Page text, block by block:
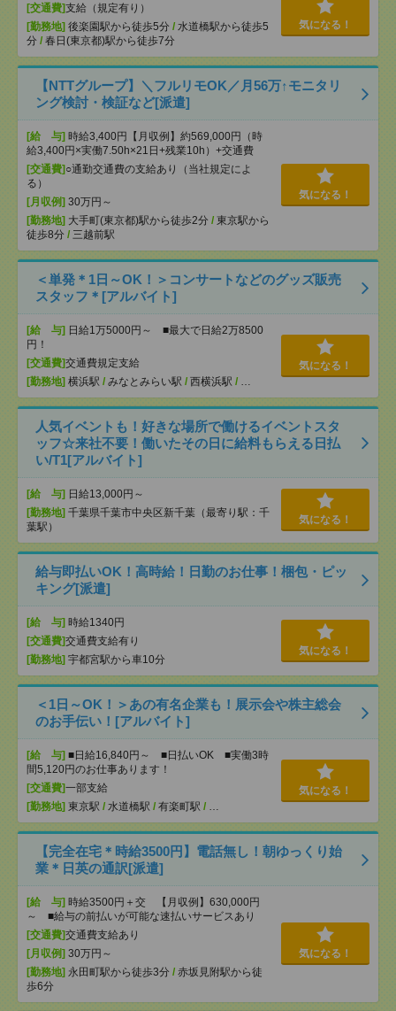
[交通費]支給（規定有り）
[勤務地] 後楽園駅から徒歩5分 / 水道橋駅から徒歩5
分 / 春日(東京都)駅から徒歩7分
気になる！
【NTTグループ】＼フルリモOK／月56万↑モニタリ
ング検討・検証など[派遣]
[給 与] 時給3,400円【月収例】約569,000円（時
給3,400円×実働7.50h×21日+残業10h）+交通費
[交通費]○通勤交通費の支給あり（当社規定によ
る）
[月収例] 30万円～
[勤務地] 大手町(東京都)駅から徒歩2分 / 東京駅から
徒歩8分 / 三越前駅
気になる！
＜単発＊1日～OK！＞コンサートなどのグッズ販売
スタッフ＊[アルバイト]
[給 与] 日給1万5000円～ ■最大で日給2万8500
円！
[交通費]交通費規定支給
[勤務地] 横浜駅 / みなとみらい駅 / 西横浜駅 /
気になる！
人気イベントも！好きな場所で働けるイベントスタ
ッフ☆来社不要！働いたその日に給料もらえる日払
い/T1[アルバイト]
[給 与] 日給13,000円～
[勤務地] 千葉県千葉市中央区新千葉（最寄り駅：千
葉駅）
気になる！
給与即払いOK！高時給！日勤のお仕事！梱包・ピッ
キング[派遣]
[給 与] 時給1340円
[交通費]交通費支給有り
[勤務地] 宇都宮駅から車10分
気になる！
＜1日～OK！＞あの有名企業も！展示会や株主総会
のお手伝い！[アルバイト]
[給 与] ■日給16,840円～ ■日払いOK ■実働3時
間5,120円のお仕事あります！
[交通費]一部支給
[勤務地] 東京駅 / 水道橋駅 / 有楽町駅 /
気になる！
【完全在宅＊時給3500円】電話無し！朝ゆっくり始
業＊日英の通訳[派遣]
[給 与] 時給3500円＋交 【月収例】630,000円
～ ■給与の前払いが可能な速払いサービスあり
[交通費]交通費支給あり
[月収例] 30万円～
[勤務地] 永田町駅から徒歩3分 / 赤坂見附駅から徒
歩6分
気になる！